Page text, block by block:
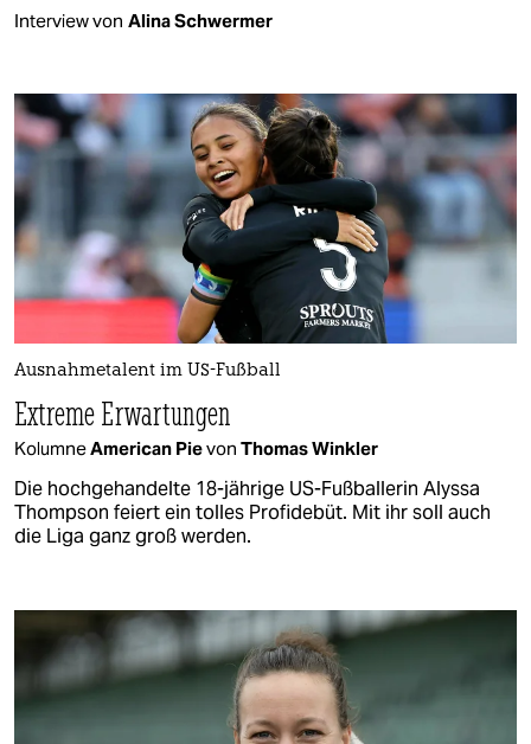
Interview von Alina Schwermer
Ausnahmetalent im US-Fußball
Extreme Erwartungen
KolumneAmerican Pievon Thomas Winkler
Die hochgehandelte 18-jährige US-Fußballerin Alyssa
Thompson feiert ein tolles Profidebüt. Mit ihr soll auch
die Liga ganz groß werden.